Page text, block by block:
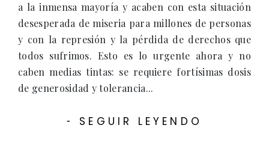
a la inmensa mayoría y acaben con esta situación
desesperada de miseria para millones de personas
y con la represión y la pérdida de derechos que
todos sufrimos. Esto es lo urgente ahora y no
caben medias tintas: se requiere fortísimas dosis
de generosidad y tolerancia...
- SEGUIR LEYENDO